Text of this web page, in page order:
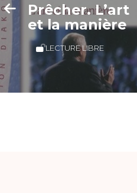
Prêcher. L’art
et la manière
LECTURE LIBRE